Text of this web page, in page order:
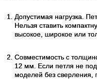
Допустимая нагрузка.
Нельзя ставить
высокое, широкое или
Совместимость с
12 мм. Если петля не
моделей без сверления,